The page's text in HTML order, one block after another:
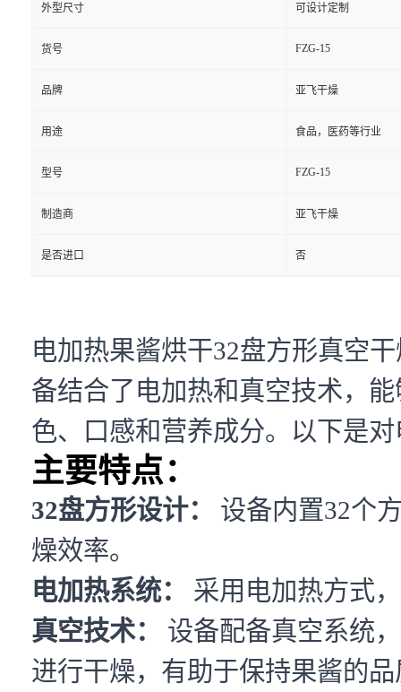
外型尺寸 可设计定制
货号 FZG-15
品牌 亚飞干燥
用途 食品，医药等行业
型号 FZG-15
制造商 亚飞干燥
是否进口 否
电加热果酱烘干32盘方形真空
备结合了电加热和真空技术，
色、口感和营养成分。以下是
主要特点：
32盘方形设计：
设备内置32个
燥效率。
电加热系统：
采用电加热方式
真空技术：
设备配备真空系统
进行干燥，有助于保持果酱的品